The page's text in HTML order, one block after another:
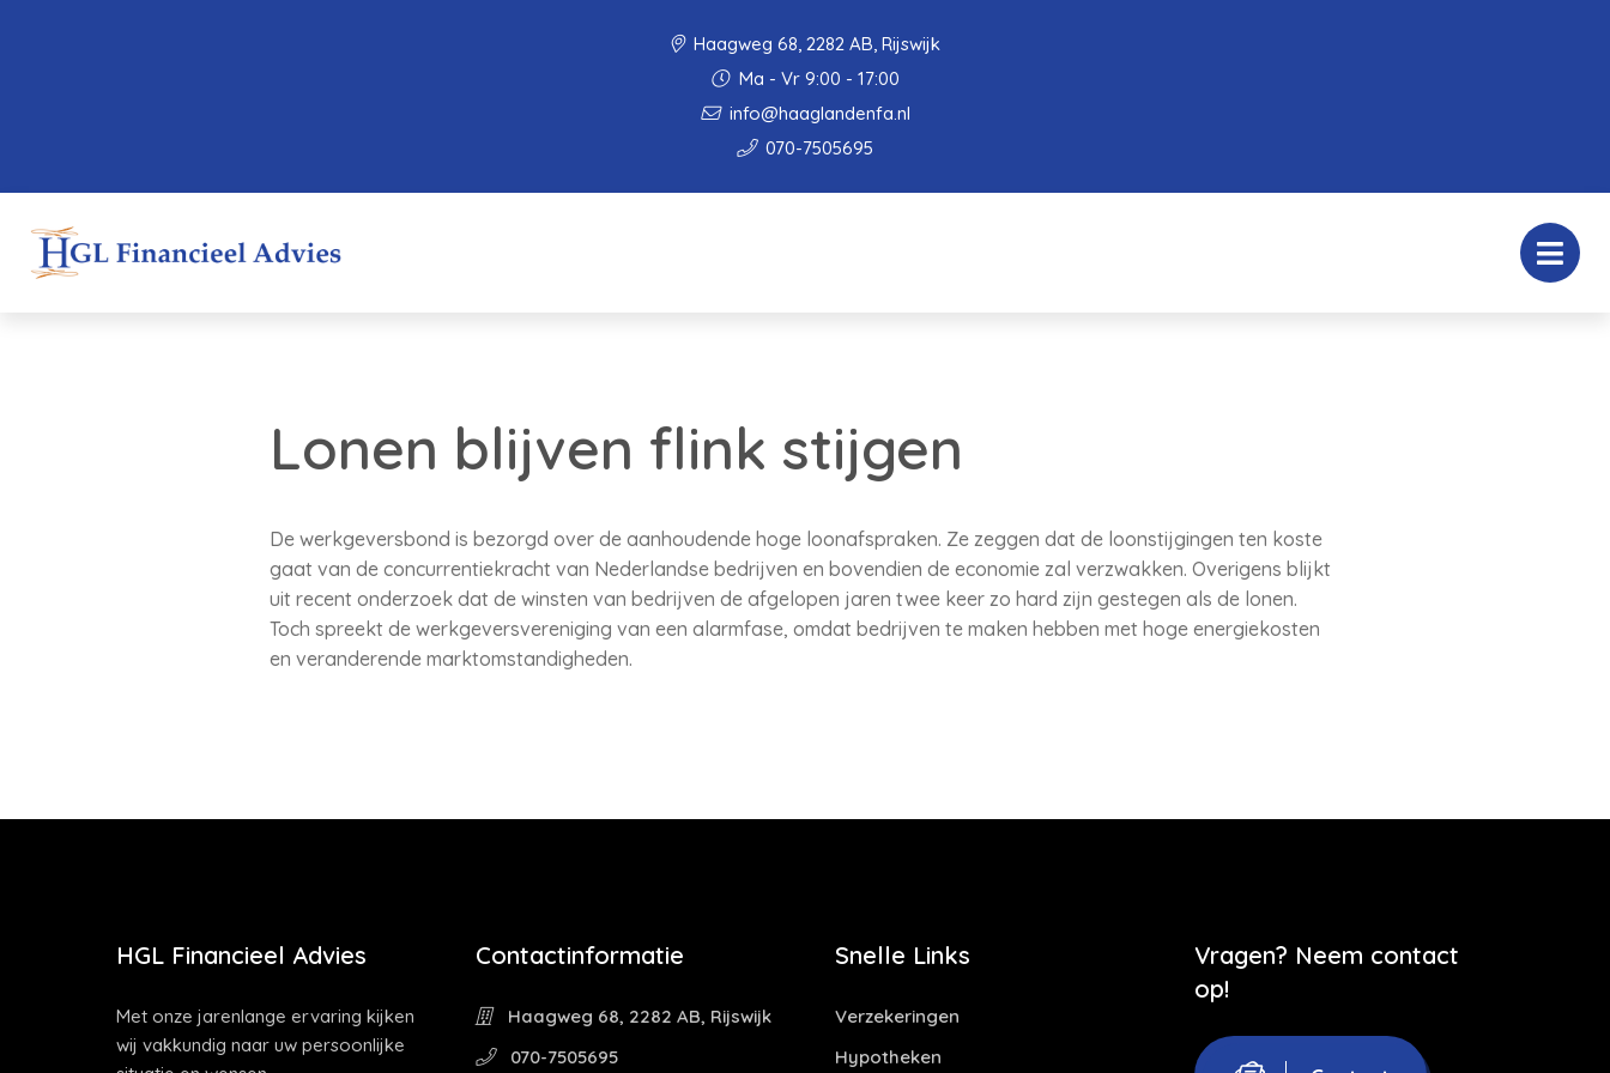
Haagweg 68, 2282 AB, Rijswijk
Ma - Vr 9:00 - 17:00
info@haaglandenfa.nl
070-7505695
Lonen blijven flink stijgen
De werkgeversbond is bezorgd over de aanhoudende hoge loonafspraken. Ze zeggen dat de loonstijgingen ten koste
gaat van de concurrentiekracht van Nederlandse bedrijven en bovendien de economie zal verzwakken. Overigens blijkt
uit recent onderzoek dat de winsten van bedrijven de afgelopen jaren twee keer zo hard zijn gestegen als de lonen.
Toch spreekt de werkgeversvereniging van een alarmfase, omdat bedrijven te maken hebben met hoge energiekosten
en veranderende marktomstandigheden.
HGL Financieel Advies
Met onze jarenlange ervaring kijken
wij vakkundig naar uw persoonlijke
Contactinformatie
Haagweg 68, 2282 AB, Rijswijk
070-7505695
Snelle Links
Verzekeringen
Hypotheken
Vragen? Neem contact
op!